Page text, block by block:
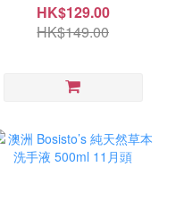
HK$129.00
HK$149.00